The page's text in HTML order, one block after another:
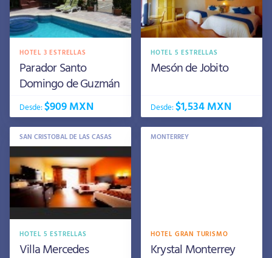
HOTEL 3 ESTRELLAS
Parador Santo
Domingo de Guzmán
Desde:$909 MXN
HOTEL 5 ESTRELLAS
Mesón de Jobito
Desde:$1,534 MXN
SAN CRISTOBAL DE LAS CASAS
HOTEL 5 ESTRELLAS
Villa Mercedes
MONTERREY
HOTEL GRAN TURISMO
Krystal Monterrey